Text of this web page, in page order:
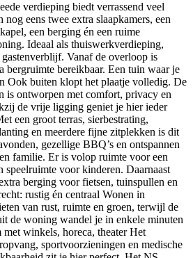
verdieping biedt verrassend veel
eens twee extra slaapkamers, een
een berging én een ruime
Ideaal als thuiswerkverdieping,
Vanaf de overloop is
bergruimte bereikbaar. Een tuin waar je
Ook buiten klopt het plaatje volledig. De
is ontworpen met comfort, privacy en
de vrije ligging geniet je hier ieder
een groot terras, sierbestrating,
en meerdere fijne zitplekken is dit
gezellige BBQ’s en ontspannen
familie. Er is volop ruimte voor een
speelruimte voor kinderen. Daarnaast
berging voor fietsen, tuinspullen en
rustig én centraal Wonen in
van rust, ruimte en groen, terwijl de
de woning wandel je in enkele minuten
met winkels, horeca, theater Het
sportvoorzieningen en medische